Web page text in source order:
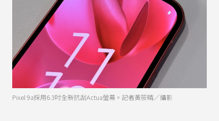
Pixel 9a採用6.3吋全新抗刮Actua螢幕。記者黃筱晴／攝影